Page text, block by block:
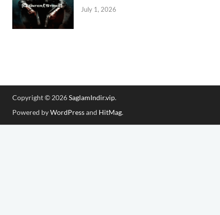
July 1, 2026
Copyright © 2026SaglamIndir.vip.
Powered byWordPressand HitMag.